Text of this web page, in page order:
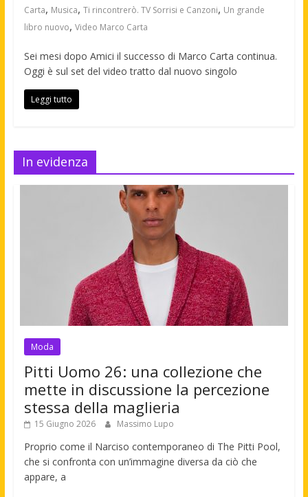
Carta, Musica, Ti rincontrerò. TV Sorrisi e Canzoni, Un grande
libro nuovo, Video Marco Carta
Sei mesi dopo Amici il successo di Marco Carta continua.
Oggi è sul set del video tratto dal nuovo singolo
Leggi tutto
In evidenza
Moda
Pitti Uomo 26: una collezione che
mette in discussione la percezione
stessa della maglieria
15 Giugno 2026 Massimo Lupo
Proprio come il Narciso contemporaneo di The Pitti Pool,
che si confronta con un’immagine diversa da ciò che
appare, a